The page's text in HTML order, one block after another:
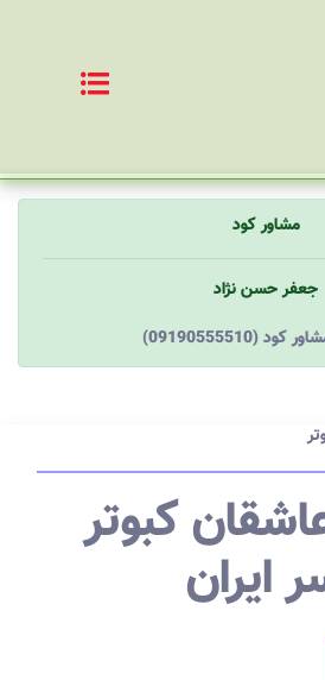
مشاور کود
جعفر حسن نژاد
با مشاور کود
کبوتر
ایران